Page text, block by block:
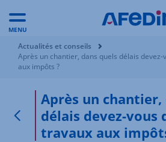
MENU
Vous êtes ici:
Actualités et conseils
Après un chantier, dans quels délais
aux impôts ?
Retour à la page précédente
Après un chantier,
délais devez-vous
travaux aux